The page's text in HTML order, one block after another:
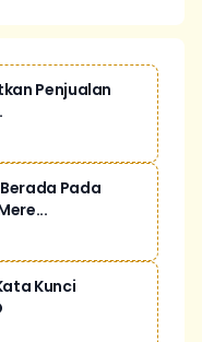
Penjualan
Pada
Kunci